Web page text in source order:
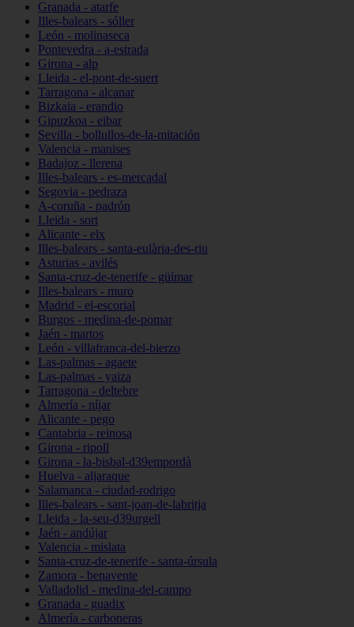
Granada - atarfe
Illes-balears - sóller
León - molinaseca
Pontevedra - a-estrada
Girona - alp
Lleida - el-pont-de-suert
Tarragona - alcanar
Bizkaia - erandio
Gipuzkoa - eibar
Sevilla - bollullos-de-la-mitación
Valencia - manises
Badajoz - llerena
Illes-balears - es-mercadal
Segovia - pedraza
A-coruña - padrón
Lleida - sort
Alicante - elx
Illes-balears - santa-eulària-des-riu
Asturias - avilés
Santa-cruz-de-tenerife - güímar
Illes-balears - muro
Madrid - el-escorial
Burgos - medina-de-pomar
Jaén - martos
León - villafranca-del-bierzo
Las-palmas - agaete
Las-palmas - yaiza
Tarragona - deltebre
Almería - níjar
Alicante - pego
Cantabria - reinosa
Girona - ripoll
Girona - la-bisbal-d39empordà
Huelva - aljaraque
Salamanca - ciudad-rodrigo
Illes-balears - sant-joan-de-labritja
Lleida - la-seu-d39urgell
Jaén - andújar
Valencia - mislata
Santa-cruz-de-tenerife - santa-úrsula
Zamora - benavente
Valladolid - medina-del-campo
Granada - guadix
Almería - carboneras